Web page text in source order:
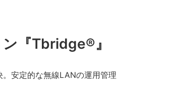
『Tbridge®』
安定的な無線LANの運用管理